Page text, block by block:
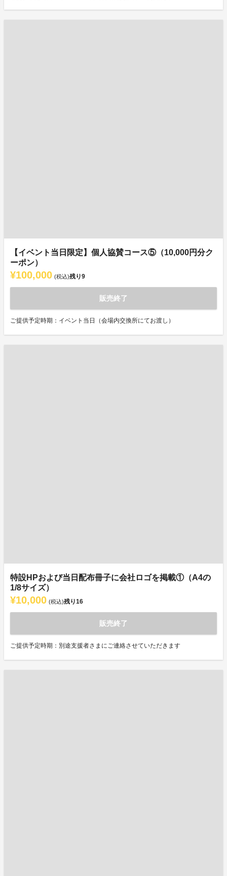
【イベント当日限定】個人協賛コース⑤（10,000円分ク
ーポン）
¥100,000 (税込)残り9
販売終了
ご提供予定時期：イベント当日（会場内交換所にてお渡し）
特設HPおよび当日配布冊子に会社ロゴを掲載①（A4の
1/8サイズ）
¥10,000 (税込)残り16
販売終了
ご提供予定時期：別途支援者さまにご連絡させていただきます